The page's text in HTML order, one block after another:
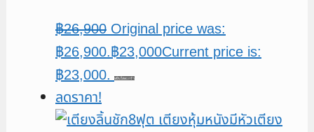
฿26,900 Original price was:
฿26,900.฿23,000Current price is:
฿23,000.
หยิบใส่ตะกร้า
ลดราคา!